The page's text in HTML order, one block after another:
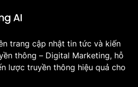
trang cập nhật tin tức và kiến
thông – Digital Marketing, hỗ
lược truyền thông hiệu quả cho